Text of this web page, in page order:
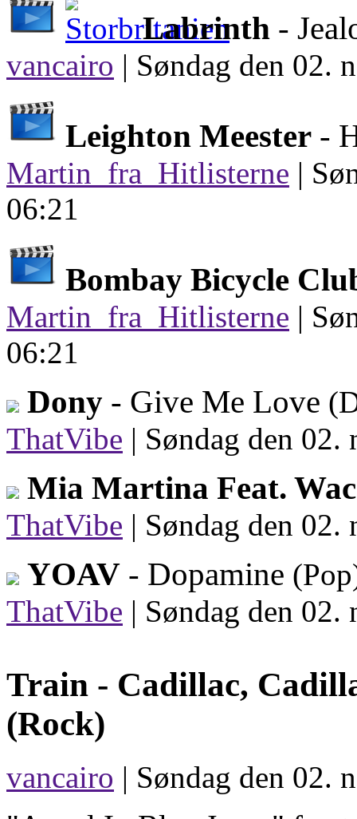
Labrinth -
vancairo | Søndag den 02.
Leighton Meester -
Martin_fra_Hitlisterne |
06:21
Bombay Bicycle
Martin_fra_Hitlisterne |
06:21
Dony - Give Me Love
ThatVibe | Søndag den
Mia Martina Feat.
ThatVibe | Søndag den
YOAV - Dopamine
ThatVibe | Søndag den
Train - Cadillac,
(Rock)
vancairo | Søndag den 02.